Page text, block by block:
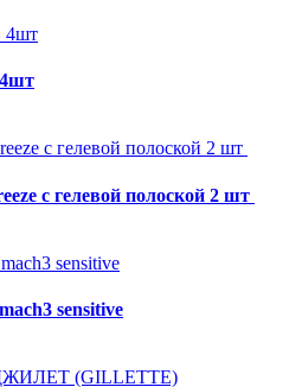
c гелевой полоской 2 шт
sensitive